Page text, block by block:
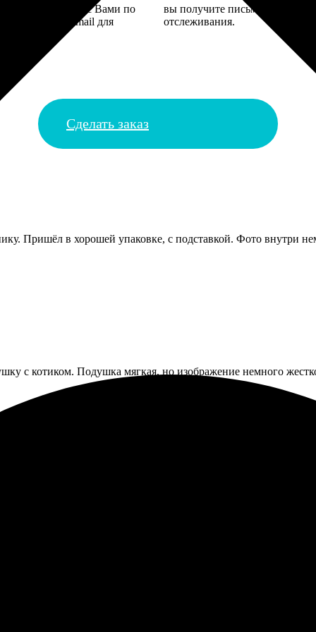
могут связаться с Вами по
телефону или email для
вы получите письмо с трек-
отслеживания.
Сделать заказ
Пришёл в хорошей упаковке, с подставкой. Фото внутри
с котиком. Подушка мягкая, но изображение немного
сайт, удобно и быстро. Загрузил фотографии, выбрал
на высоте! Привезли в удобное время. Всем доволен,